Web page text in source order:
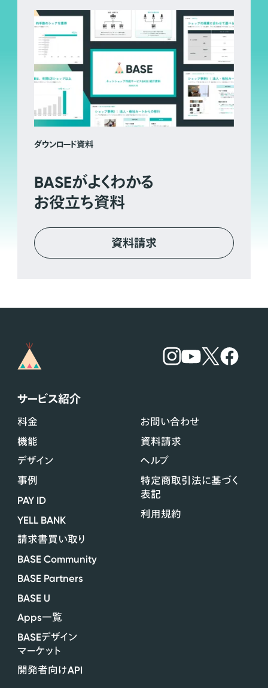
ダウンロード資料
BASEがよくわかる
お役立ち資料
資料請求
サービス紹介
料金
機能
デザイン
事例
PAY ID
YELL BANK
請求書買い取り
BASE Community
BASE Partners
BASE U
Apps一覧
BASEデザイン
マーケット
開発者向けAPI
お問い合わせ
資料請求
ヘルプ
特定商取引法に基づく
表記
利用規約